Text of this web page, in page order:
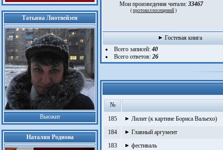
Татьяна Лиотвейзен
Вьюжит
Наталия Роднова
Мои произведения читали: 33467
( протокол посещений )
Гостевая книга
Всего записей: 40
Всего ответов: 26
№
185
Лилит (к картине Бориса Вальехо)
184 Главный аргумент
183 фестиваль